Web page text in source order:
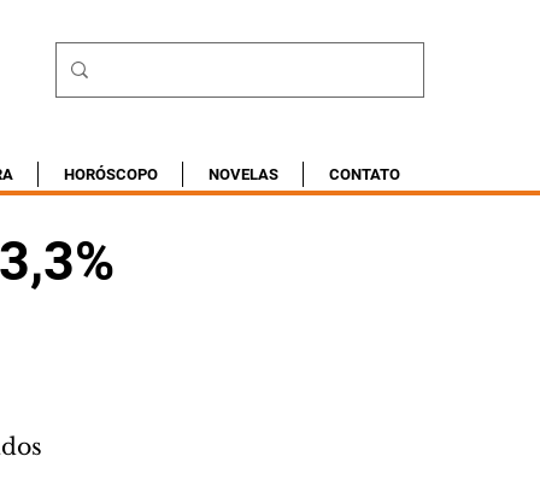
HORÓSCOPO NOVELAS CONTATO